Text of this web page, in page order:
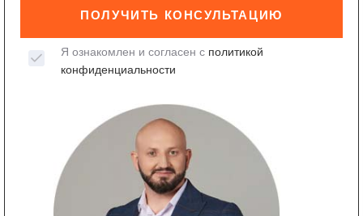
ПОЛУЧИТЬ КОНСУЛЬТАЦИЮ
Я ознакомлен и согласен с политикой
конфиденциальности